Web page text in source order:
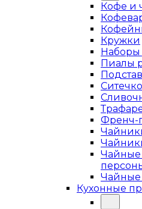
Кофе и
Кружки
Наборы
Пиалы
Френч-
Чайные
Чайные
Кухонные